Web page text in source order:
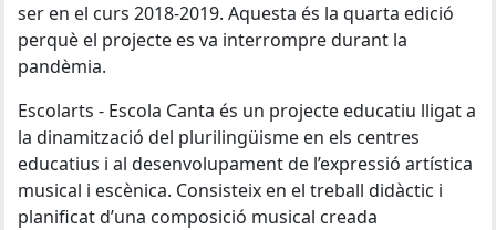
ser en el curs 2018-2019. Aquesta és la quarta edició
perquè el projecte es va interrompre durant la
pandèmia.
Escolarts - Escola Canta és un projecte educatiu lligat a
la dinamització del plurilingüisme en els centres
educatius i al desenvolupament de l’expressió artística
musical i escènica. Consisteix en el treball didàctic i
planificat d’una composició musical creada